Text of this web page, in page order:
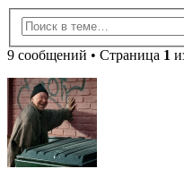
9 сообщений • Страница 1